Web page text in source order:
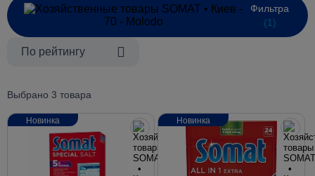
Фильтра
(1)
По рейтингу
Выбрано 3 товара
Новинка Новинка